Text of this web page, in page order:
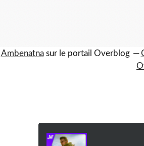
Ambenatnasur le portail Overblog